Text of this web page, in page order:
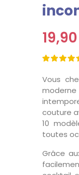
Vous
couture
10
toutes
Grâce